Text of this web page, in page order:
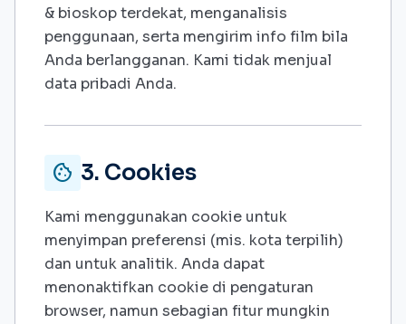
& bioskop terdekat, menganalisis
penggunaan, serta mengirim info film bila
Anda berlangganan. Kami tidak menjual
data pribadi Anda.
cookie 3. Cookies
Kami menggunakan cookie untuk
menyimpan preferensi (mis. kota terpilih)
dan untuk analitik. Anda dapat
menonaktifkan cookie di pengaturan
browser, namun sebagian fitur mungkin